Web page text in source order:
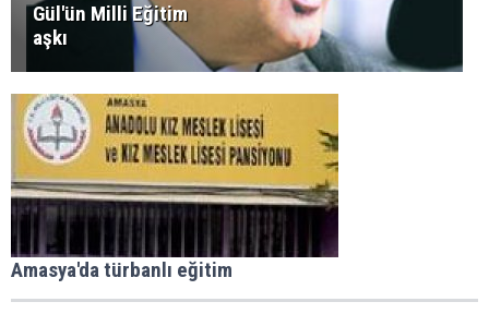
Gül'ün Milli Eğitim
aşkı
Amasya'da türbanlı eğitim